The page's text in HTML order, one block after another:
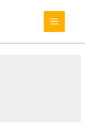
Main